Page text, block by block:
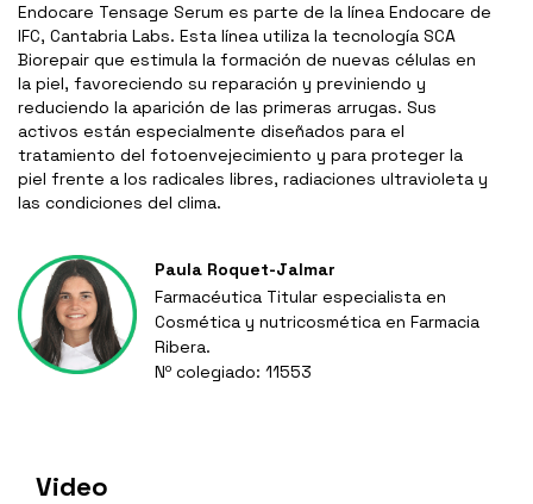
Endocare Tensage Serum es parte de la línea Endocare de
IFC, Cantabria Labs. Esta línea utiliza la tecnología SCA
Biorepair que estimula la formación de nuevas células en
la piel, favoreciendo su reparación y previniendo y
reduciendo la aparición de las primeras arrugas. Sus
activos están especialmente diseñados para el
tratamiento del fotoenvejecimiento y para proteger la
piel frente a los radicales libres, radiaciones ultravioleta y
las condiciones del clima.
Paula Roquet-Jalmar
Farmacéutica Titular especialista en
Cosmética y nutricosmética en Farmacia
Ribera.
Nº colegiado: 11553
Video